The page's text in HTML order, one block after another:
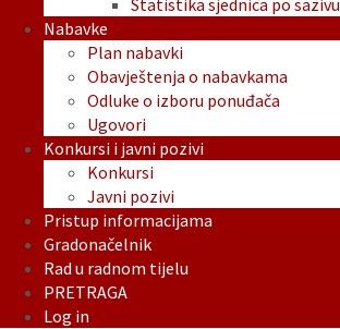
Statistika sjednica po sazivu
Nabavke
Plan nabavki
Obavještenja o nabavkama
Odluke o izboru ponuđača
Ugovori
Konkursi i javni pozivi
Konkursi
Javni pozivi
Pristup informacijama
Gradonačelnik
Rad u radnom tijelu
PRETRAGA
Log in